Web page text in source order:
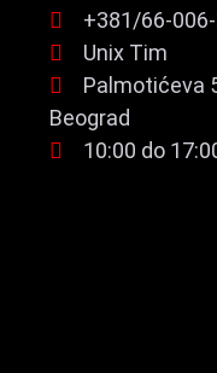
+381/66-
Unix Tim
Palmotićeva
Beograd
10:00 do